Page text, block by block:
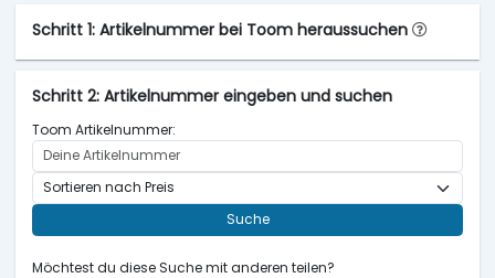
Schritt 1: Artikelnummer bei Toom heraussuchen
Schritt 2: Artikelnummer eingeben und suchen
Toom Artikelnummer:
Suche
Möchtest du diese Suche mit anderen teilen?